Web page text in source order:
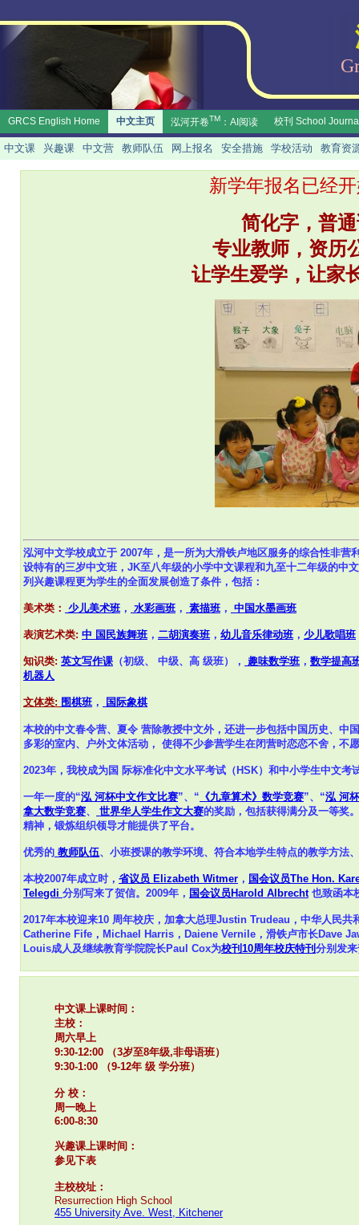
GRCS English Home 中文主页 泓河开卷TM ：AI阅读 校刊 School
中文课 兴趣课 中文营 教师队伍 网上报名 安全措施 学校活动 教育资
新学年报名已经
简化字，普
专业教师，资历
让学生爱学，让家
泓河中文学校成立于 2007年，是一所为大滑铁卢地区服务的综合性非营
设特有的三岁中文班，JK至八年级的小学中文课程和九至十二年级的中
列兴趣课程更为学生的全面发展创造了条件，包括：
美术类： 少儿美术班 ， 水彩画班 ， 素描班 ， 中国水墨画班
表演艺术类: 中 国民族舞班 ， 二胡演奏班 ， 幼儿音乐律动班 ， 少儿歌唱班
知识类: 英文写作课 （初级、 中级、高 级班）， 趣味数学班 ， 数学提高
机器人
文体类: 围棋班 ， 国际象棋
本校的中文春令营、夏令 营除教授中文外，还进一步包括中国历史、中
多彩的室内、户外文体活动， 使得不少参营学生在闭营时恋恋不舍，不
2023年，我校成为国 际标准化中文水平考试（HSK）和中小学生中文考
一年一度的“泓 河杯中文作文比赛”、“ 《九章算术》数学竞赛”、“泓 河
拿大数学竞赛、 世界华人学生作文大赛的奖励，包括获得满分及一等奖。
精神，锻炼组织领导才能提供了平台。
优秀的 教师队伍、小班授课的教学环境、符合本地学生特点的教学方法
本校2007年成立时， 省议员 Elizabeth Witmer ， 国会议员The Hon.
Telegdi 分别写来了贺信。2009年， 国会议员Harold Albrecht也致函本
2017年本校迎来10 周年校庆，加拿大总理Justin Trudeau，中华人民
Catherine Fife，Michael Harris，Daiene Vernile，滑铁卢市长Dave
Louis成人及继续教育学院院长Paul Cox为校刊10周年校庆特刊 分别发
中文课上课时间：
主校：
周六早上
9:30-12:00 （3岁至8年级,非母语班）
9:30-1:00
（9-12年 级 学分班）
分 校：
周一晚上
6:00-8:30
兴趣课上课时间：
参见下表
主校校址：
Resurrection High School
455 University Ave. West, Kitchener